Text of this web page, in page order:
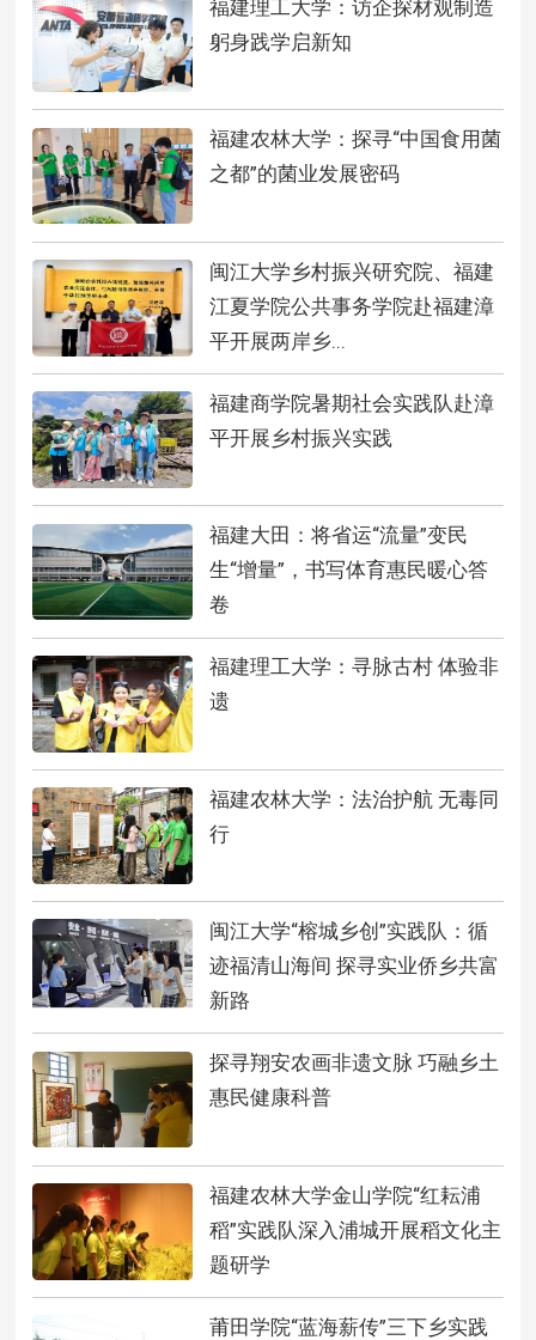
福建理工大学：访企探材观制造
躬身践学启新知
福建农林大学：探寻“中国食用菌
之都”的菌业发展密码
闽江大学乡村振兴研究院、福建
江夏学院公共事务学院赴福建漳
平开展两岸乡...
福建商学院暑期社会实践队赴漳
平开展乡村振兴实践
福建大田：将省运“流量”变民
生“增量”，书写体育惠民暖心答
卷
福建理工大学：寻脉古村 体验非
遗
福建农林大学：法治护航 无毒同
行
闽江大学“榕城乡创”实践队：循
迹福清山海间 探寻实业侨乡共富
新路
探寻翔安农画非遗文脉 巧融乡土
惠民健康科普
福建农林大学金山学院“红耘浦
稻”实践队深入浦城开展稻文化主
题研学
莆田学院“蓝海薪传”三下乡实践